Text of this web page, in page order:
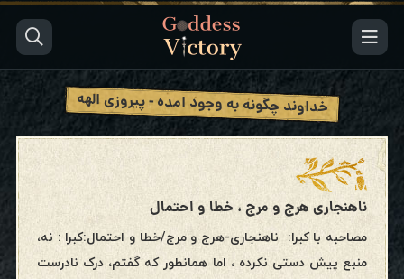
خداوند چگونه به وجود امده - پیروزی الهه
ناهنجاری هرج و مرج ، خطا و احتمال
مصاحبه با کبرا: ناهنجاری-هرج و مرج/خطا و احتمال:کبرا : نه،
منبع پیش دستی نکرده ، اما همانطور که گفتم، درک نادرست